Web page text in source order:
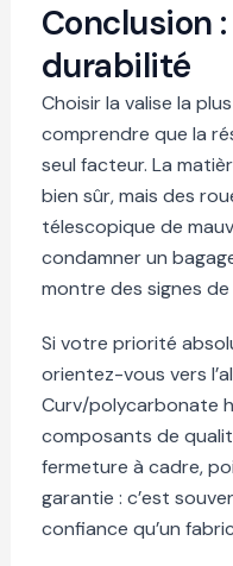
Conclusion
durabilité
Choisir la valise la
comprendre que la
seul facteur. La
bien sûr, mais des
télescopique de
condamner un
montre des signes de
Si votre priorité
orientez-vous vers
Curv/polycarbonate
composants de
fermeture à cadre,
garantie : c’est
confiance qu’un